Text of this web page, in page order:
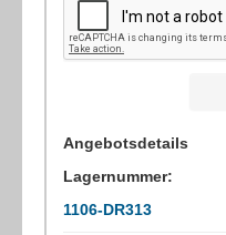
Angebotsdetails
Lagernummer:
1106-DR313